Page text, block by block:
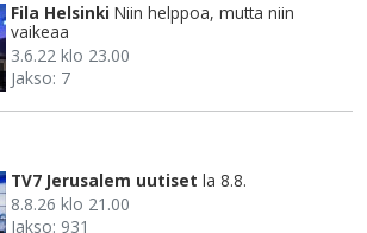
Fila Helsinki Niin helppoa, mutta niin
vaikeaa
3.6.22 klo 23.00
Jakso: 7
TV7 Jerusalem uutiset la 8.8.
8.8.26 klo 21.00
Jakso: 931